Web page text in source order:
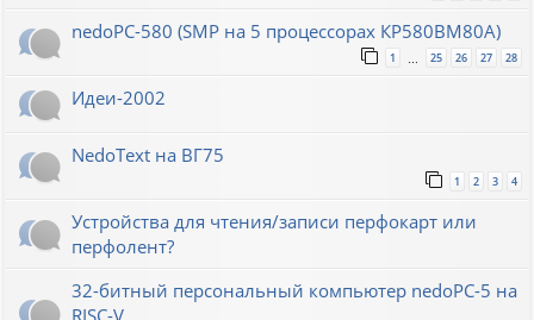
nedoPC-580 (SMP на 5 процессорах КР580ВМ80А)
1 25 26 27 28
Идеи-2002
NedoText на ВГ75
1 2 3 4
Устройства для чтения/записи перфокарт или
перфолент?
32-битный персональный компьютер nedoPC-5 на